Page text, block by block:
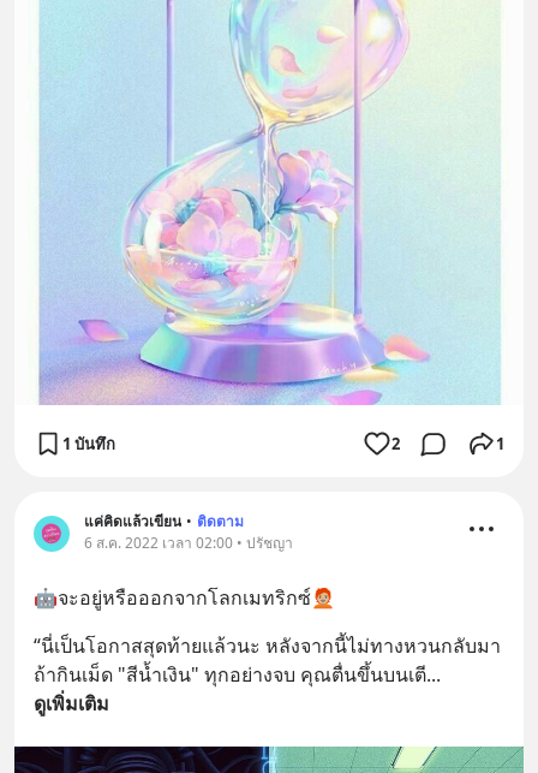
1 บันทึก 2 1
แค่คิดแล้วเขียน • ติดตาม
6 ส.ค. 2022 เวลา 02:00 • ปรัชญา
🤖จะอยู่หรือออกจากโลกเมทริกซ์🧑🏼‍🦰
“นี่เป็นโอกาสสุดท้ายแล้วนะ หลังจากนี้ไม่ทางหวนกลับมา
ถ้ากินเม็ด "สีน้ำเงิน" ทุกอย่างจบ คุณตื่นขึ้นบนเตี...
ดูเพิ่มเติม